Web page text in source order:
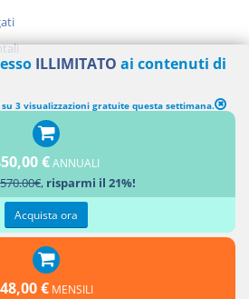
ILLIMITATO ai contenuti di
su 3 visualizzazioni gratuite questa settimana.
€ANNUALI
570.00€, risparmi il 21%!
Acquista ora
48,00 € MENSILI